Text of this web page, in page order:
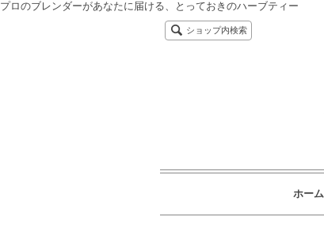
プロのブレンダーがあなたに届ける、とっておきのハーブティー
ショップ内検索
ホーム